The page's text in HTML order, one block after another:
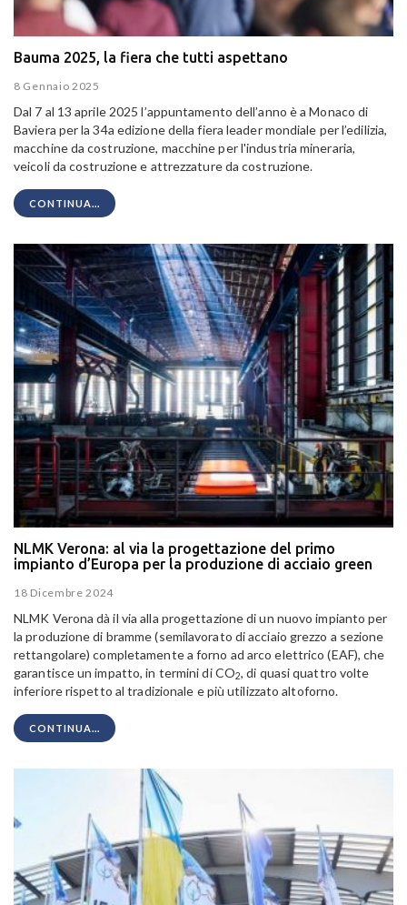
Bauma 2025, la fiera che tutti aspettano
8 Gennaio 2025
Dal 7 al 13 aprile 2025 l’appuntamento dell’anno è a Monaco di
Baviera per la 34a edizione della fiera leader mondiale per l’edilizia,
macchine da costruzione, macchine per l'industria mineraria,
veicoli da costruzione e attrezzature da costruzione.
CONTINUA...
NLMK Verona: al via la progettazione del primo
impianto d’Europa per la produzione di acciaio green
18 Dicembre 2024
NLMK Verona dà il via alla progettazione di un nuovo impianto per
la produzione di bramme (semilavorato di acciaio grezzo a sezione
rettangolare) completamente a forno ad arco elettrico (EAF), che
garantisce un impatto, in termini di CO2, di quasi quattro volte
inferiore rispetto al tradizionale e più utilizzato altoforno.
CONTINUA...